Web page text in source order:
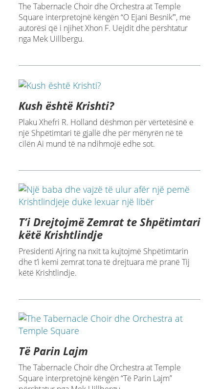
The Tabernacle Choir dhe Orchestra at Temple
Square interpretojnë këngën “O Ejani Besnik’”, me
autorësi që i njihet Xhon F. Uejdit dhe përshtatur
nga Mek Uillbergu.
Kush është Krishti?
Plaku Xhefri R. Holland dëshmon për vërtetësinë e
një Shpëtimtari të gjallë dhe për mënyrën në të
cilën Ai mund të na ndihmojë edhe sot.
T’i Drejtojmë Zemrat te Shpëtimtari
këtë Krishtlindje
Presidenti Ajring na nxit ta kujtojmë Shpëtimtarin
dhe t’i kemi zemrat tona të drejtuara më pranë Tij
këtë Krishtlindje.
Të Parin Lajm
The Tabernacle Choir dhe Orchestra at Temple
Square interpretojnë këngën “Të Parin Lajm”